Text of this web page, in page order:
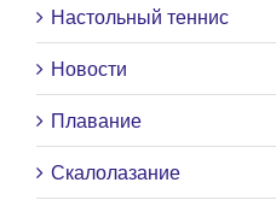
Настольный теннис
Новости
Плавание
Скалолазание